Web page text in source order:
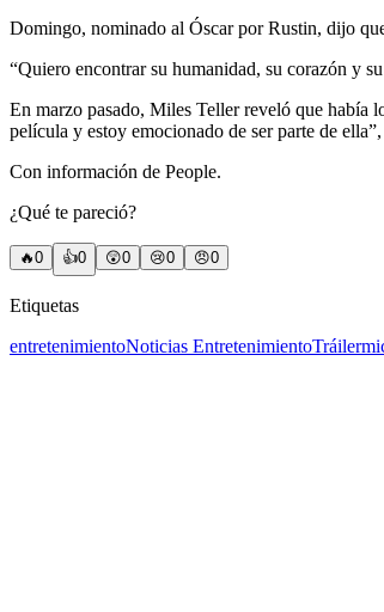
Domingo, nominado al Óscar por Rustin, dijo
“Quiero encontrar su humanidad, su corazón y
En marzo pasado, Miles Teller reveló que había
película y estoy emocionado de ser parte de
Con información de People.
¿Qué te pareció?
🔥0 👍0 😲0 😢0 😠0
Etiquetas
entretenimientoNoticias EntretenimientoTráiler